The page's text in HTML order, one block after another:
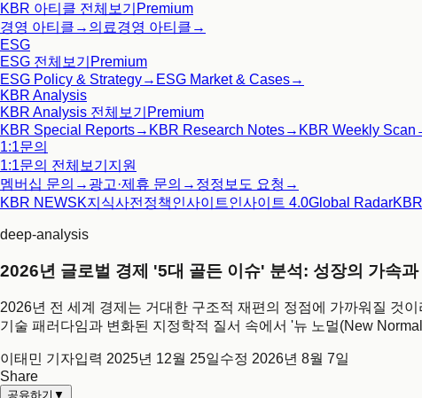
KBR 아티클 전체보기 Premium
경영 아티클 → 의료경영 아티클 →
ESG
ESG 전체보기 Premium
ESG Policy & Strategy→ ESG Market & Cases→
KBR Analysis
KBR Analysis 전체보기 Premium
KBR Special Reports→ KBR Research Notes→ KBR Weekly Scan
1:1문의
1:1문의 전체보기 지원
멤버십 문의 → 광고·제휴 문의 → 정정보도 요청 →
KBR NEWSK지식사전 정책인사이트인사이트 4.0Global Radar
deep-analysis
2026년 글로벌 경제 '5대 골든 이슈' 분석: 성장의 가속
2026년 전 세계 경제는 거대한 구조적 재편의 정점에 가까워질 것
기술 패러다임과 변화된 지정학적 질서 속에서 '뉴 노멀(New
이태민 기자입력 2025년 12월 25일수정 2026년 8월 7일
Share
공유하기 ▼